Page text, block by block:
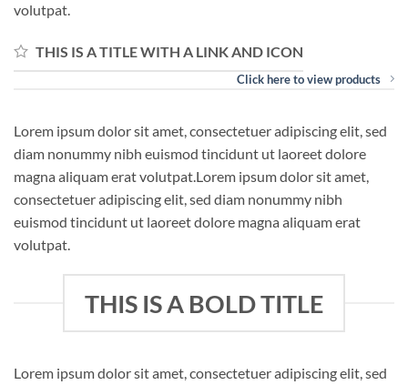
volutpat.
THIS IS A TITLE WITH A LINK AND ICON
Click here to view products
Lorem ipsum dolor sit amet, consectetuer adipiscing elit, sed
diam nonummy nibh euismod tincidunt ut laoreet dolore
magna aliquam erat volutpat.Lorem ipsum dolor sit amet,
consectetuer adipiscing elit, sed diam nonummy nibh
euismod tincidunt ut laoreet dolore magna aliquam erat
volutpat.
THIS IS A BOLD TITLE
Lorem ipsum dolor sit amet, consectetuer adipiscing elit, sed